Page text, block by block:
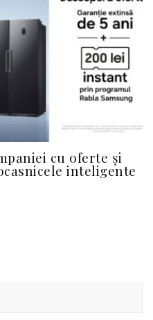
cu oferte și
inteligente